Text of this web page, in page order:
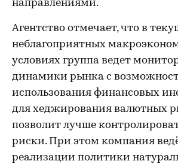
направлениями.
Агентство отмечает, что в
неблагоприятных
условиях группа ведет
динамики рынка с
использования финансовых
для хеджирования валютных
позволит лучше
риски. При этом компания
реализации политики